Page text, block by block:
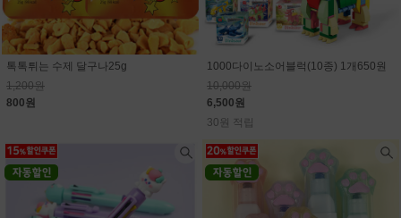
톡톡튀는 수제 달구나25g
1,200원
800원
1000다이노소어블럭(10종) 1개650원
10,000원
6,500원
30원 적립